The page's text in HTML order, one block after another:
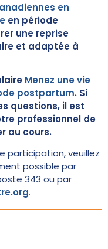
en
en période
une reprise
et adaptée à
Menez une vie
postpartum. Si
questions, il est
professionnel de
au cours.
participation, veuillez
possible par
343 ou par
.